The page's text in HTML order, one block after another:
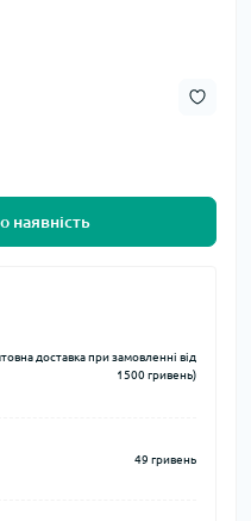
наявність
доставка при замовленні від
1500 гривень)
49 гривень